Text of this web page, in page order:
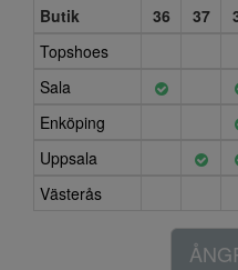
Butik
36 37
Topshoes
Sala
Enköping
Uppsala
Västerås